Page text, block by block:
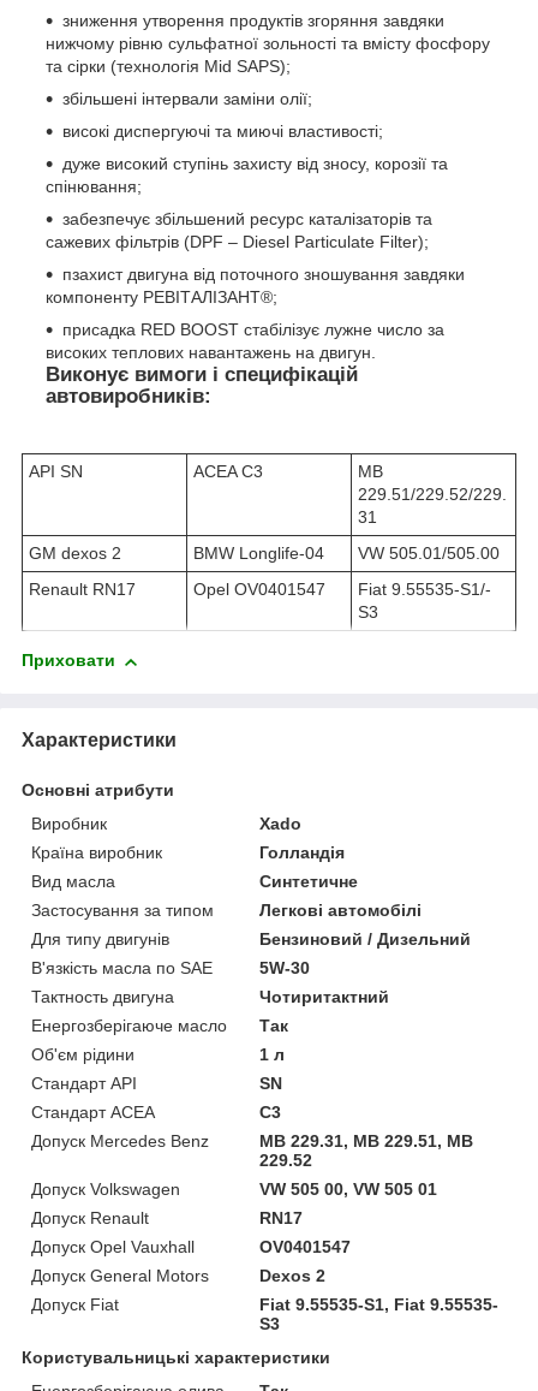
зниження утворення продуктів згоряння завдяки
нижчому рівню сульфатної зольності та вмісту фосфору
та сірки (технологія Mid SAPS);
збільшені інтервали заміни олії;
високі диспергуючі та миючі властивості;
дуже високий ступінь захисту від зносу, корозії та
спінювання;
забезпечує збільшений ресурс каталізаторів та
сажевих фільтрів (DPF – Diesel Particulate Filter);
пзахист двигуна від поточного зношування завдяки
компоненту РЕВІТАЛІЗАНТ®;
присадка RED BOOST стабілізує лужне число за
високих теплових навантажень на двигун.
Виконує вимоги і специфікацій
автовиробників:
API SN ACEA C3
MB
229.51/229.52/229.
31
GM dexos 2
BMW Longlife-04
VW 505.01/505.00
Renault RN17
Opel OV0401547
Fiat 9.55535-S1/-
S3
Приховати
Характеристики
Основні атрибути
Виробник
Xado
Країна виробник
Голландія
Вид масла
Синтетичне
Застосування за типом
Легкові автомобілі
Для типу двигунів
Бензиновий / Дизельний
В'язкість масла по SAE
5W-30
Тактность двигуна
Чотиритактний
Енергозберігаюче масло
Так
Об'єм рідини
1 л
Стандарт API
SN
Стандарт ACEA
C3
Допуск Mercedes Benz
MB 229.31, MB 229.51, MB
229.52
Допуск Volkswagen
VW 505 00, VW 505 01
Допуск Renault
RN17
Допуск Opel Vauxhall
OV0401547
Допуск General Motors
Dexos 2
Допуск Fiat
Fiat 9.55535-S1, Fiat 9.55535-
S3
Користувальницькі характеристики